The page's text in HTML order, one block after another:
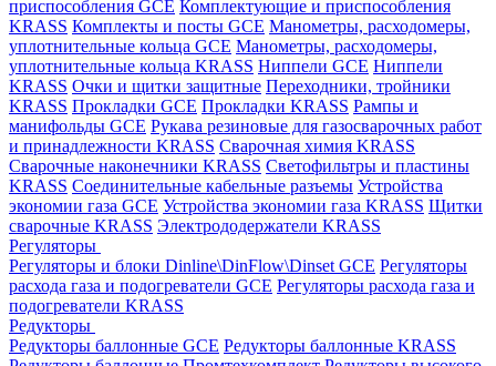
приспособления GCE Комплектующие и приспособления
KRASS Комплекты и посты GCE Манометры, расходомеры,
уплотнительные кольца GCE Манометры, расходомеры,
уплотнительные кольца KRASS Ниппели GCE Ниппели
KRASS Очки и щитки защитные Переходники, тройники
KRASS Прокладки GCE Прокладки KRASS Рампы и
манифольды GCE Рукава резиновые для газосварочных работ
и принадлежности KRASS Сварочная химия KRASS
Сварочные наконечники KRASS Светофильтры и пластины
KRASS Соединительные кабельные разъемы Устройства
экономии газа GCE Устройства экономии газа KRASS Щитки
сварочные KRASS Электрододержатели KRASS
Регуляторы
Регуляторы и блоки Dinline\DinFlow\Dinset GCE Регуляторы
расхода газа и подогреватели GCE Регуляторы расхода газа и
подогреватели KRASS
Редукторы
Редукторы баллонные GCE Редукторы баллонные KRASS